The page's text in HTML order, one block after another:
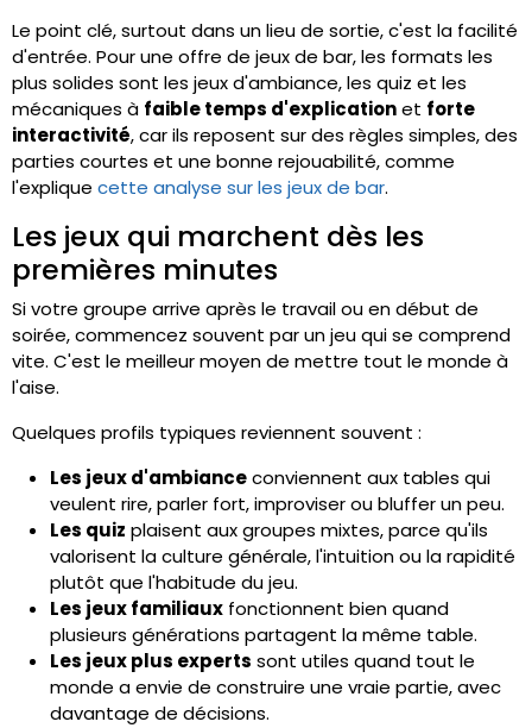
Le point clé, surtout dans un lieu de sortie, c'est la facilité
d'entrée. Pour une offre de jeux de bar, les formats les
plus solides sont les jeux d'ambiance, les quiz et les
mécaniques à faible temps d'explicationet forte
interactivité, car ils reposent sur des règles simples, des
parties courtes et une bonne rejouabilité, comme
l'explique cette analyse sur les jeux de bar.
Les jeux qui marchent dès les
premières minutes
Si votre groupe arrive après le travail ou en début de
soirée, commencez souvent par un jeu qui se comprend
vite. C'est le meilleur moyen de mettre tout le monde à
l'aise.
Quelques profils typiques reviennent souvent :
Les jeux d'ambianceconviennent aux tables qui
veulent rire, parler fort, improviser ou bluffer un peu.
Les quiz plaisent aux groupes mixtes, parce qu'ils
valorisent la culture générale, l'intuition ou la rapidité
plutôt que l'habitude du jeu.
Les jeux familiaux fonctionnent bien quand
plusieurs générations partagent la même table.
Les jeux plus experts sont utiles quand tout le
monde a envie de construire une vraie partie, avec
davantage de décisions.